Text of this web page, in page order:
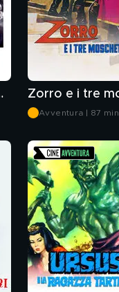
Avventura | 87 min